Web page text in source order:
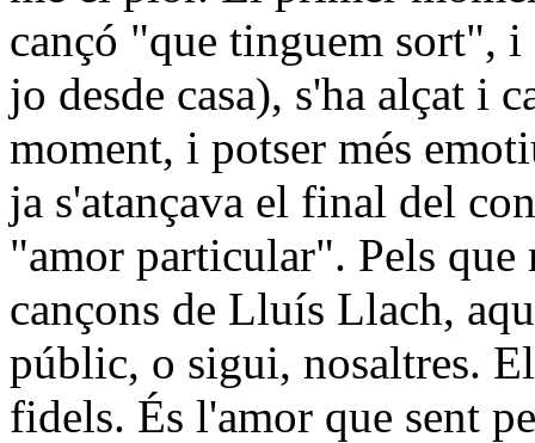
cançó "que tinguem sort",
jo desde casa), s'ha alçat i
moment, i potser més
ja s'atançava el final del
"amor particular". Pels que
cançons de Lluís Llach,
públic, o sigui, nosaltres.
fidels. És l'amor que sent